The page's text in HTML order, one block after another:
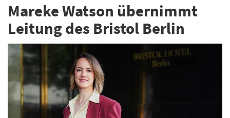
Mareke Watson übernimmt
Leitung des Bristol Berlin